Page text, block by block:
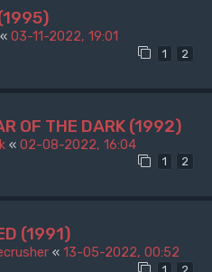
« 03-11-2022, 19:01
1 2
OF THE DARK (1992)
« 02-08-2022, 16:04
1 2
(1991)
« 13-05-2022, 00:52